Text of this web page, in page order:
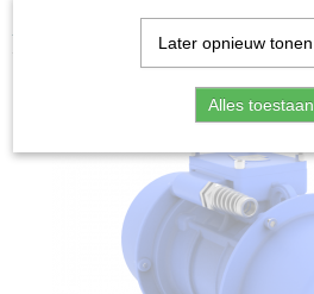
Home
Later opnieuw tonen
Alles toestaan